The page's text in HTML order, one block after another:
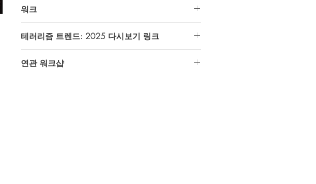
워크
Youtube 비공개 (접근 권한이 허용된 계정만 시청가능) 동
영상을 통해 제공되고 있습니다.
다시보기 이용을 위해서는 반드시 Youtube 이용이 가능한
테러리즘 트렌드: 2025 다시보기 링크
연관 워크샵